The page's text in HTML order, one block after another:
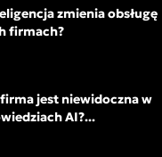
zmienia obsługę
firmach?
jest niewidoczna w
AI?...